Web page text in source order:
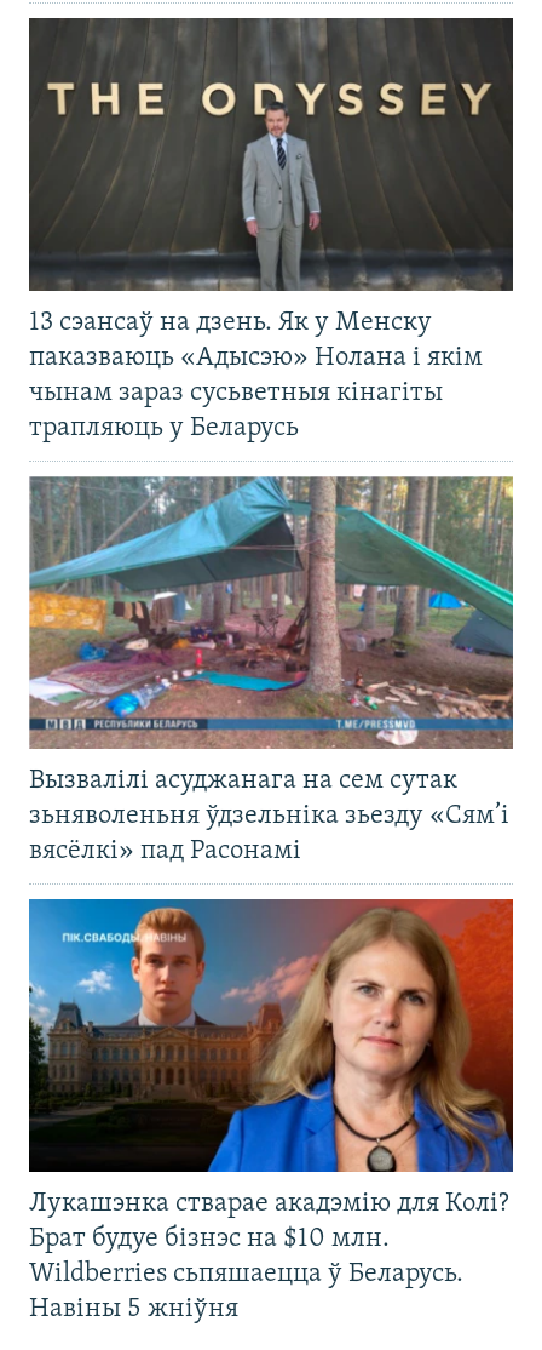
13 сэансаў на дзень. Як у Менску
паказваюць «Адысэю» Нолана і якім
чынам зараз сусьветныя кінагіты
трапляюць у Беларусь
Вызвалілі асуджанага на сем сутак
зьняволеньня ўдзельніка зьезду «Сям’і
вясёлкі» пад Расонамі
Лукашэнка стварае акадэмію для Колі?
Брат будуе бізнэс на $10 млн.
Wildberries сьпяшаецца ў Беларусь.
Навіны 5 жніўня